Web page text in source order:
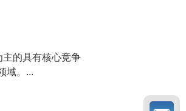
的具有核心竞争
域。...